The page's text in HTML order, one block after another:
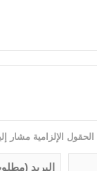
الحقول الإلزامية مشار